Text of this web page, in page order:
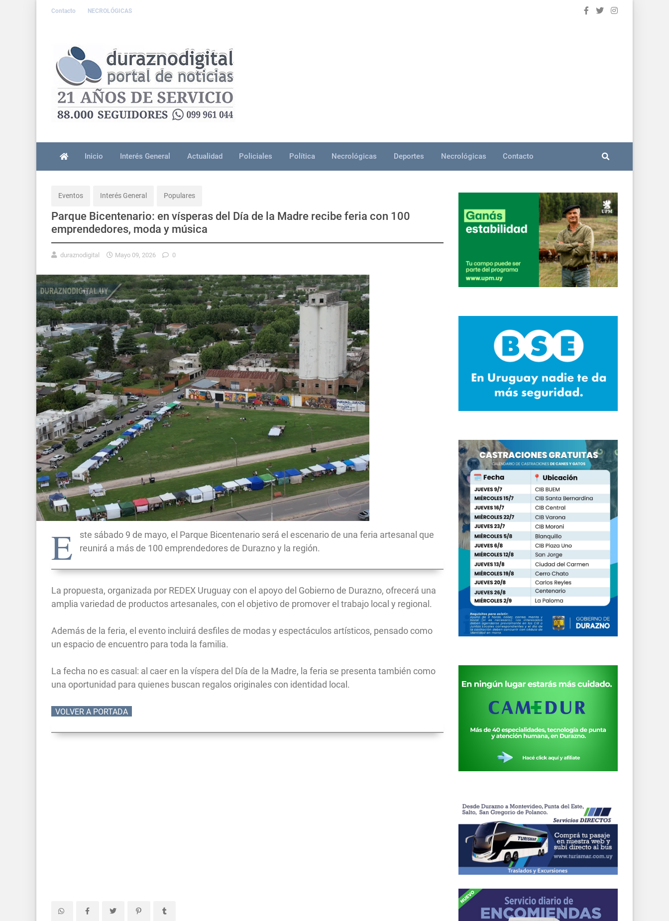
Contacto NECROLÓGICAS
Inicio Interés General Actualidad Policiales Política Necrológicas Deportes Necrológicas Contacto
Eventos Interés General Populares
Parque Bicentenario: en vísperas del Día de la Madre recibe feria con 100
emprendedores, moda y música
duraznodigital Mayo 09, 2026 0
E
ste sábado 9 de mayo, el Parque Bicentenario será el escenario de una feria artesanal que
reunirá a más de 100 emprendedores de Durazno y la región.
La propuesta, organizada por REDEX Uruguay con el apoyo del Gobierno de Durazno, ofrecerá una
amplia variedad de productos artesanales, con el objetivo de promover el trabajo local y regional.
Además de la feria, el evento incluirá desfiles de modas y espectáculos artísticos, pensado como
un espacio de encuentro para toda la familia.
La fecha no es casual: al caer en la víspera del Día de la Madre, la feria se presenta también como
una oportunidad para quienes buscan regalos originales con identidad local.
VOLVER A PORTADA